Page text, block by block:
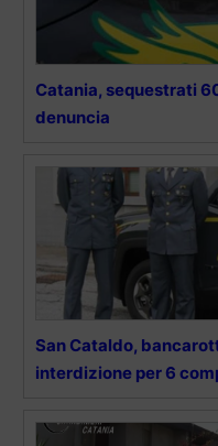
Catania, sequestrati
denuncia
San Cataldo,
interdizione per 6